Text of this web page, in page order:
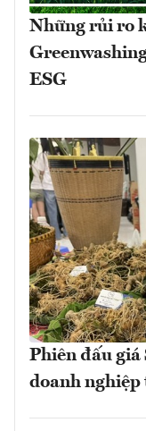
Những rủi ro
ESG
Phiên đấu giá
doanh nghiệp